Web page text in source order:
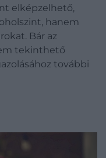
elképzelhető,
hanem
Bár az
tekinthető
további